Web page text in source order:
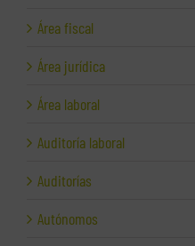
Área fiscal
Área jurídica
Área laboral
Auditoría laboral
Auditorías
Autónomos